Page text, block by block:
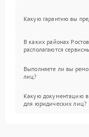
Какую гарантию вы
В каких районах
располагаются
Выполняете ли вы
лиц?
Какую документацию
для юридических лиц?